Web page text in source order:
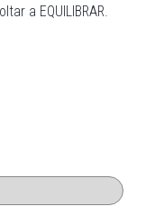
a EQUILIBRAR.